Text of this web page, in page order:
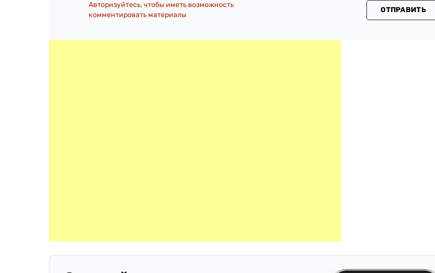
Авторизуйтесь, чтобы иметь возможность
комментировать материалы
ОТПРАВИТЬ